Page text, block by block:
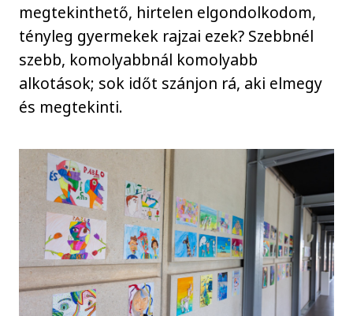
megtekinthető, hirtelen elgondolkodom,
tényleg gyermekek rajzai ezek? Szebbnél
szebb, komolyabbnál komolyabb
alkotások; sok időt szánjon rá, aki elmegy
és megtekinti.